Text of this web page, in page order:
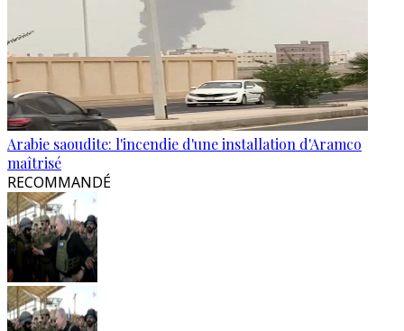
Arabie saoudite: l'incendie d'une installation d'Aramco
maîtrisé
RECOMMANDÉ